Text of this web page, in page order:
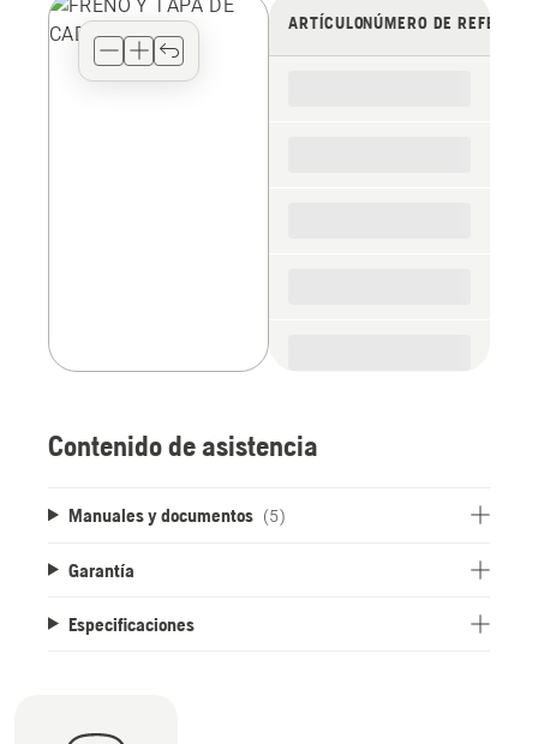
view
type
ARTÍCULONÚMERO DE
Contenido de asistencia
Manuales y documentos (5)
Garantía
Especificaciones